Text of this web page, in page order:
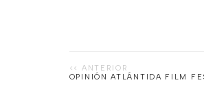
OPINIÓN ATLÁNTIDA FILM